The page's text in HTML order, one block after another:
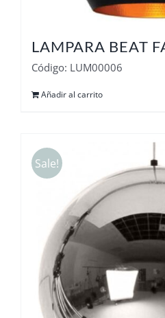
LAMPARA BEAT
Código: LUM00006
Añadir al carrito
Sale!